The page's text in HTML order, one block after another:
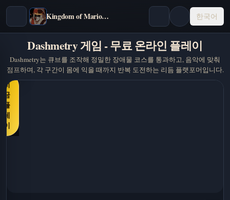
Kingdom of Marionettes 한국어
Dashmetry 게임 - 무료 온라인 플레이
Dashmetry는 큐브를 조작해 정밀한 장애물 코스를 통과하고, 음악에 맞춰
점프하며, 각 구간이 몸에 익을 때까지 반복 도전하는 리듬 플랫포머입니다.
지
금
플
레
이